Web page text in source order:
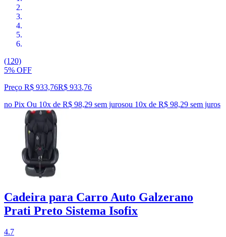
(120)
5% OFF
Preço R$ 933,76R$ 933,76
no Pix Ou 10x de R$ 98,29 sem jurosou 10x de R$ 98,29 sem juros
Cadeira para Carro Auto Galzerano
Prati Preto Sistema Isofix
4.7